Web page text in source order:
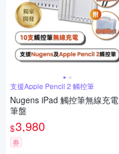
支援Apple Pencil 2 觸控筆
Nugens iPad 觸控筆無線充電
筆盤
$3,980
券